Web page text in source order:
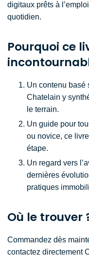
digitaux prêts à
quotidien.
Pourquoi ce
Un contenu basé
Chatelain y
le terrain.
Un guide pour
ou novice, ce
étape.
Un regard vers
dernières
pratiques
Où le trouver
Commandez dès
contactez directement